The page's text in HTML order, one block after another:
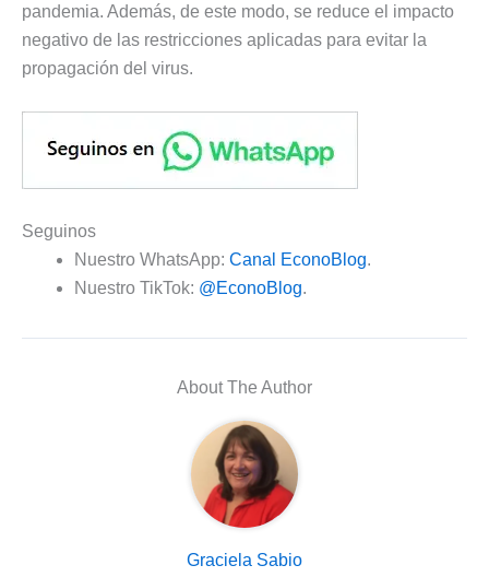
pandemia. Además, de este modo, se reduce el impacto
negativo de las restricciones aplicadas para evitar la
propagación del virus.
Seguinos
Nuestro WhatsApp: Canal EconoBlog.
Nuestro TikTok: @EconoBlog.
About The Author
Graciela Sabio